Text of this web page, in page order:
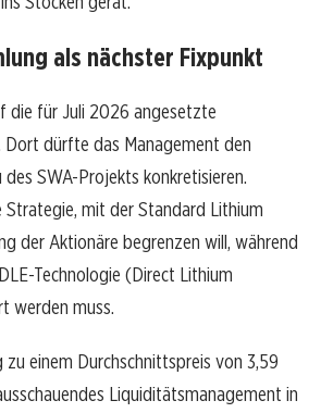
als nächster Fixpunkt
die für Juli 2026 angesetzte
Dort dürfte das Management den
SWA-Projekts konkretisieren.
Strategie, mit der Standard Lithium
der Aktionäre begrenzen will, während
Technologie (Direct Lithium
werden muss.
einem Durchschnittspreis von 3,59
Liquiditätsmanagement in